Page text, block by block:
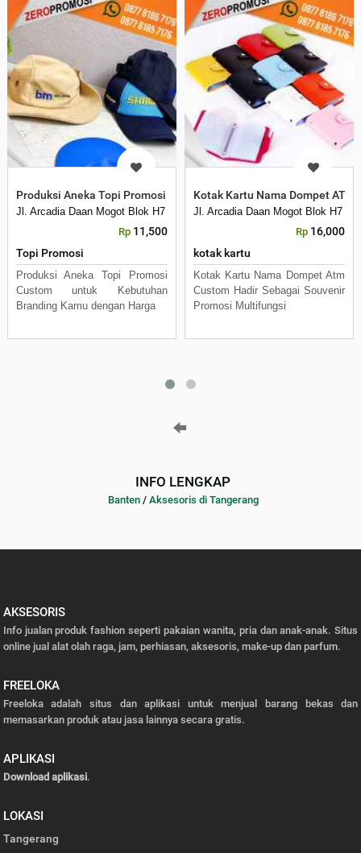
Produksi Aneka Topi Promosi Custom untuk Branding Perusahaan
Jl. Arcadia Daan Mogot Blok H7 No 16 Daan Mogot Km 21. Kecamatan
Rp 11,500
Topi Promosi
Produksi Aneka Topi Promosi
Custom untuk Kebutuhan
Branding Kamu dengan Harga
Kotak Kartu Nama Dompet
Jl. Arcadia Daan Mogot Blok H7
Rp 16,000
kotak kartu
Kotak Kartu Nama Dompet Atm
Custom Hadir Sebagai Souvenir
Promosi Multifungsi
INFO LENGKAP
Banten/ Aksesoris di Tangerang
AKSESORIS
Info jualan produk fashion seperti pakaian wanita, pria dan anak-anak. Situs
online jual alat olah raga, jam, perhiasan, aksesoris, make-up dan parfum.
FREELOKA
Freeloka adalah situs dan aplikasi untuk menjual barang bekas dan
memasarkan produk atau jasa lainnya secara gratis.
APLIKASI
Download aplikasi.
LOKASI
Tangerang